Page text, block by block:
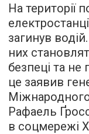
На території
загинув
них
безпеці та не
це заявив
Міжнародного
Рафаель
в соцмережі